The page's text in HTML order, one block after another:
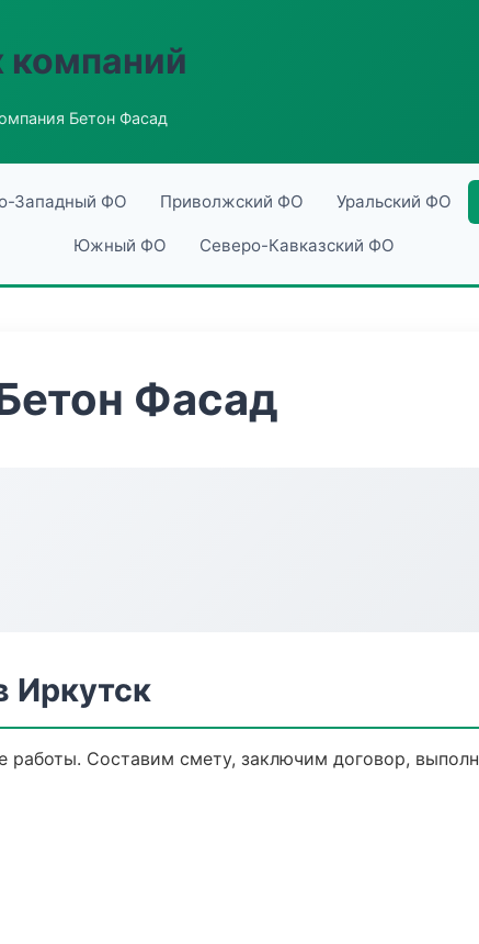
компаний
Бетон Фасад
Западный ФО Приволжский ФО Уральский ФО
Южный ФО Северо-Кавказский ФО
Фасад
Иркутск
Составим смету, заключим договор,